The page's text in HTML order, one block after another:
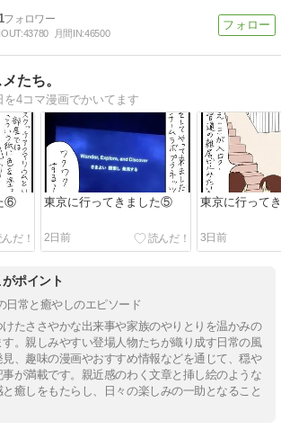
43780 月間IN:46500
たち。
を4コマ漫画でかいてます
⑥ 東京に行ってきました⑤
2日前
東京に行って
3日前
ポイント
日常と癒やしのエピソード
けたささやかな出来事や家族のやりとりを温かみの
。親しみやすい登場人物たちが織り成す日常の風
、趣味の漫画やおすすめ情報などを通じて、穏や
が満載です。親近感のわく文章と挿し絵のような
癒しをもたらし、日々の楽しみの一助となること